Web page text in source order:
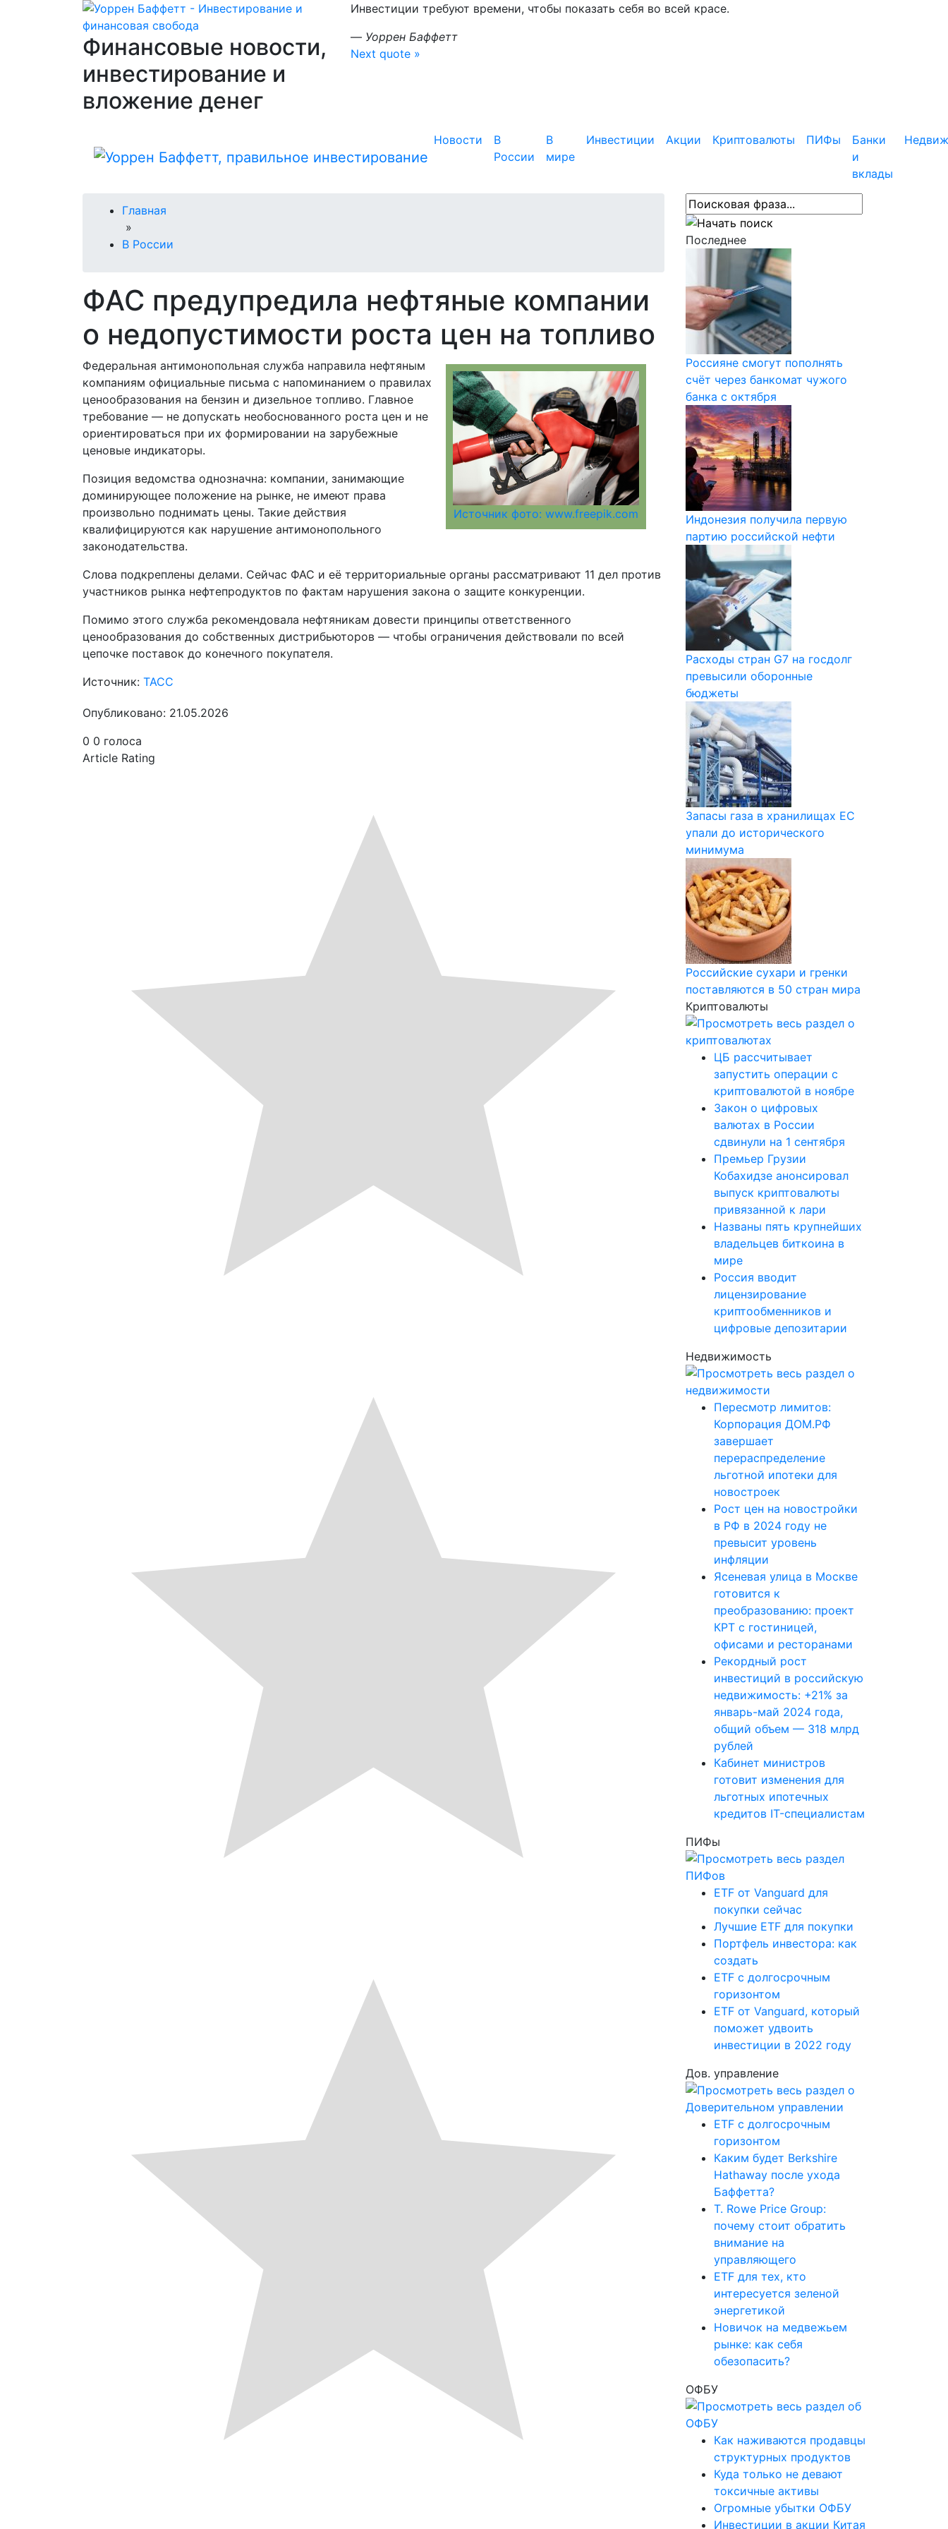
Финансовые новости,
инвестирование и
вложение денег
Инвестиции требуют времени, чтобы показать себя во всей красе.
— Уоррен Баффетт
Next quote »
Новости
В
России
В
мире
Инвестиции Акции Криптовалюты ПИФы
Банки
и
вклады
Главная
»
В России
ФАС предупредила нефтяные компании
о недопустимости роста цен на топливо
Источник фото: www.freepik.com
Федеральная антимонопольная служба направила нефтяным
компаниям официальные письма с напоминанием о правилах
ценообразования на бензин и дизельное топливо. Главное
требование — не допускать необоснованного роста цен и не
ориентироваться при их формировании на зарубежные
ценовые индикаторы.
Позиция ведомства однозначна: компании, занимающие
доминирующее положение на рынке, не имеют права
произвольно поднимать цены. Такие действия
квалифицируются как нарушение антимонопольного
законодательства.
Слова подкреплены делами. Сейчас ФАС и её территориальные органы рассматривают 11 дел против
участников рынка нефтепродуктов по фактам нарушения закона о защите конкуренции.
Помимо этого служба рекомендовала нефтяникам довести принципы ответственного
ценообразования до собственных дистрибьюторов — чтобы ограничения действовали по всей
цепочке поставок до конечного покупателя.
Источник: ТАСС
Опубликовано: 21.05.2026
0 0 голоса
Article Rating
Последнее
Россияне смогут пополнять
счёт через банкомат чужого
банка с октября
Индонезия получила первую
партию российской нефти
Расходы стран G7 на госдолг
превысили оборонные
бюджеты
Запасы газа в хранилищах ЕС
упали до исторического
минимума
Российские сухари и гренки
поставляются в 50 стран мира
Криптовалюты
ЦБ рассчитывает
запустить операции с
криптовалютой в ноябре
Закон о цифровых
валютах в России
сдвинули на 1 сентября
Премьер Грузии
Кобахидзе анонсировал
выпуск криптовалюты
привязанной к лари
Названы пять крупнейших
владельцев биткоина в
мире
Россия вводит
лицензирование
криптообменников и
цифровые депозитарии
Недвижимость
Пересмотр лимитов:
Корпорация ДОМ.РФ
завершает
перераспределение
льготной ипотеки для
новостроек
Рост цен на новостройки
в РФ в 2024 году не
превысит уровень
инфляции
Ясеневая улица в Москве
готовится к
преобразованию: проект
КРТ с гостиницей,
офисами и ресторанами
Рекордный рост
инвестиций в российскую
недвижимость: +21% за
январь-май 2024 года,
общий объем — 318 млрд
рублей
Кабинет министров
готовит изменения для
льготных ипотечных
кредитов IT-специалистам
ПИФы
ETF от Vanguard для
покупки сейчас
Лучшие ETF для покупки
Портфель инвестора: как
создать
ETF с долгосрочным
горизонтом
ETF от Vanguard, который
поможет удвоить
инвестиции в 2022 году
Дов. управление
ETF с долгосрочным
горизонтом
Каким будет Berkshire
Hathaway после ухода
Баффетта?
T. Rowe Price Group:
почему стоит обратить
внимание на
управляющего
ETF для тех, кто
интересуется зеленой
энергетикой
Новичок на медвежьем
рынке: как себя
обезопасить?
ОФБУ
Как наживаются продавцы
структурных продуктов
Куда только не девают
токсичные активы
Огромные убытки ОФБУ
Инвестиции в акции Китая